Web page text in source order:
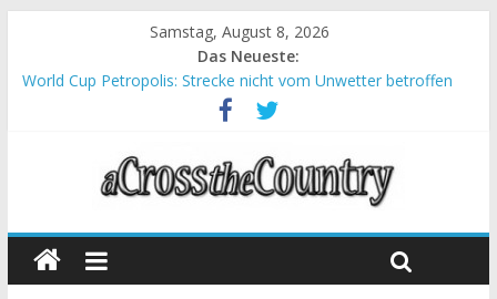
Samstag, August 8, 2026
Das Neueste:
World Cup Petropolis: Strecke nicht vom Unwetter betroffen
Krumbach und Obergessertshausen: Mountainbike-Bundesliga
Supercup Massi Banyoles: Siege für Carod und Richards
Halbzeit beim Andalucia Bike Race: Weltmeister Seewald führt
Chelva: Schweizer Doppelsieg beim ersten XCO-Rennen der